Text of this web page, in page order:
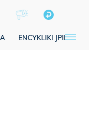
ENCYKLIKI JPII